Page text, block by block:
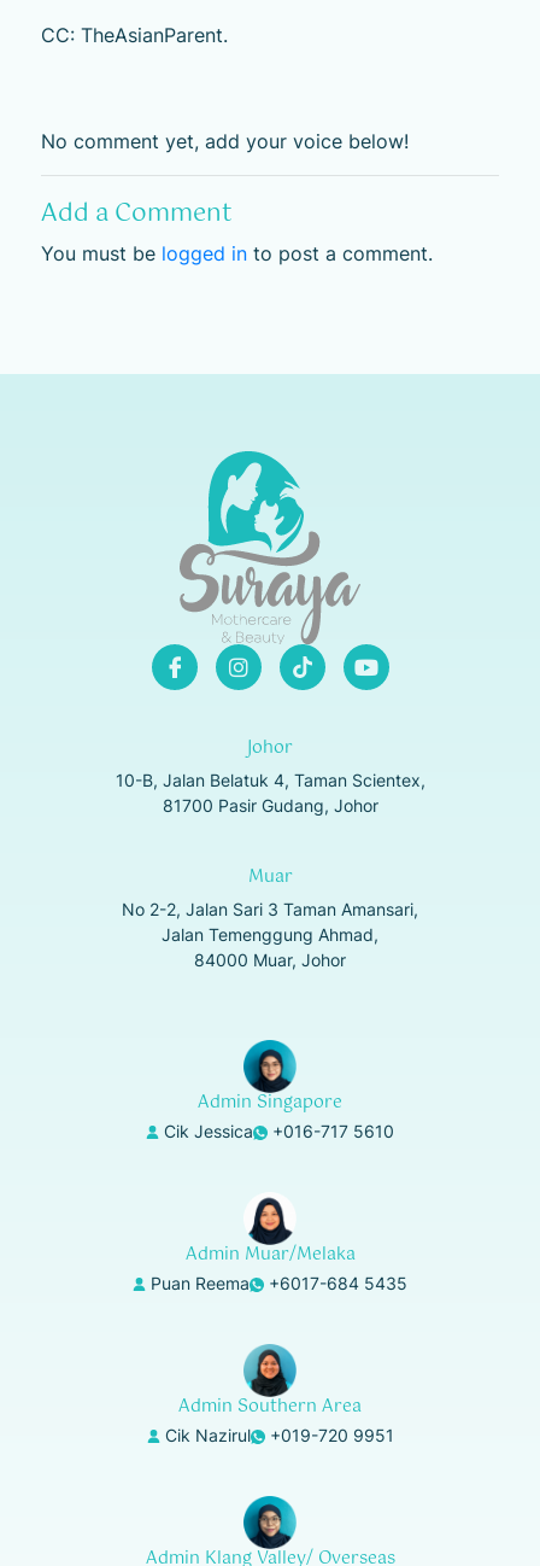
CC: TheAsianParent.
No comment yet, add your voice below!
Add a Comment
You must be logged into post a comment.
Johor
10-B, Jalan Belatuk 4, Taman Scientex,
81700 Pasir Gudang, Johor
Muar
No 2-2, Jalan Sari 3 Taman Amansari,
Jalan Temenggung Ahmad,
84000 Muar, Johor
Admin Singapore
Cik Jessica +016-717 5610
Admin Muar/Melaka
Puan Reema +6017-684 5435
Admin Southern Area
Cik Nazirul +019-720 9951
Admin Klang Valley/ Overseas